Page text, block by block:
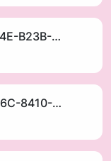
image_1DEB753E-1C2E-404E-B23B-21F08C7530AF_1752404825.png
image_9F509852-6C77-4E6C-8410-5A1469370D49_1752404816.jpeg